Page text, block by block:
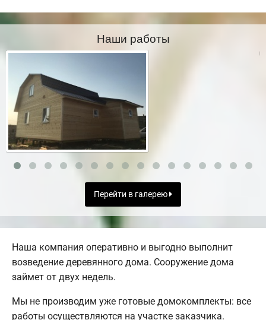
Наши работы
Перейти в галерею
Наша компания оперативно и выгодно выполнит
возведение деревянного дома. Сооружение дома
займет от двух недель.
Мы не производим уже готовые домокомплекты: все
работы осуществляются на участке заказчика.